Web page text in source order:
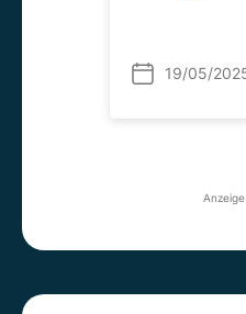
19/05/
Anzeige